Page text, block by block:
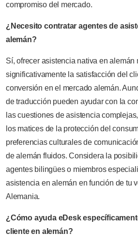
compromiso del mercado.
¿Necesito contratar agentes de
alemán?
Sí, ofrecer asistencia nativa en alemán
significativamente la satisfacción del
conversión en el mercado alemán.
de traducción pueden ayudar con la
las cuestiones de asistencia
los matices de la protección del
preferencias culturales de
de alemán fluidos. Considera la
agentes bilingües o miembros
asistencia en alemán en función de tu
Alemania.
¿Cómo ayuda eDesk
cliente en alemán?